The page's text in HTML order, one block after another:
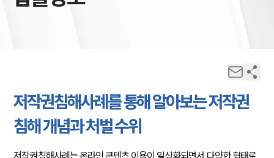
저작권침해사례를 통해 알아보는 저작권
침해 개념과 처벌 수위
저작권침해사례는 온라인 콘텐츠 이용이 일상화되면서 다양한 형태로